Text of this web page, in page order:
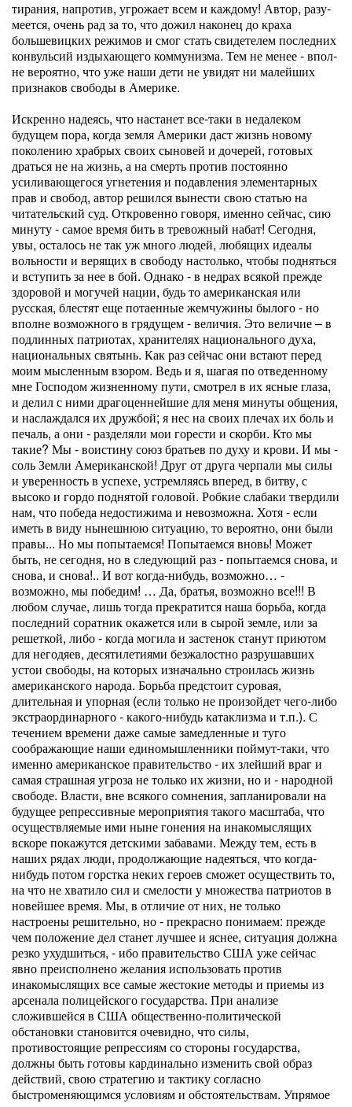
тирания, напротив, угрожает всем и каждому! Автор, разу­
меется, очень рад за то, что дожил наконец до краха
большевицких режимов и смог стать свидетелем последних
конвульсий издыхающего коммунизма. Тем не менее - впол­
не вероятно, что уже наши дети не увидят ни малейших
признаков свободы в Америке.
Искренно надеясь, что настанет все-таки в недалеком
будущем пора, когда земля Америки даст жизнь новому
поколению храбрых своих сыновей и дочерей, готовых
драться не на жизнь, а на смерть против постоянно
усиливающегося угнетения и подав­ления элементарных
прав и свобод, автор решился вынести свою статью на
читательский суд. Откровенно говоря, именно сейчас, сию
минуту - самое время бить в тревожный набат! Сегодня,
увы, осталось не так уж много людей, лю­бящих идеалы
вольности и верящих в свободу настолько, чтобы подняться
и вступить за нее в бой. Однако - в недрах всякой прежде
здоровой и могучей на­ции, будь то американская или
русская, блестят еще потаенные жемчужины было­го - но
вполне возможного в грядущем - величия. Это величие – в
подлинных патриотах, хранителях национального духа,
национальных святынь. Как раз сейчас они встают перед
моим мысленным взором. Ведь и я, шагая по отведенному
мне Господом жизненному пути, смотрел в их ясные глаза,
и делил с ними драгоценнейшие для меня минуты общения,
и наслаждался их дружбой; я нес на своих пле­чах их боль и
печаль, а они - разделяли мои горести и скорби. Кто мы
такие? Мы - воистину союз братьев по духу и крови. И мы -
соль Земли Амери­канской! Друг от друга черпали мы силы
и уверенность в успехе, устремляясь вперед, в битву, с
высоко и гордо поднятой головой. Робкие слабаки твердили
нам, что победа недостижима и невозможна. Хотя - если
иметь в виду нынешнюю ситуацию, то вероятно, они были
правы... Но мы попытаемся! Попытаемся вновь! Может
быть, не сегодня, но в следующий раз - попытаемся снова, и
сно­ва, и снова!.. И вот когда-нибудь, возможно… -
возможно, мы победим! … Да, братья, возможно все!!! В
любом случае, лишь тогда прекратится наша борьба, когда
последний соратник окажется или в сырой земле, или за
решеткой, либо - когда могила и застенок станут приютом
для негодяев, десятилетиями безжалостно разрушав­ших
устои свободы, на которых изначально строилась жизнь
американского наро­да. Борьба предстоит суровая,
длительная и упорная (если только не произойдет чего-либо
экстраординарного - какого-нибудь катаклизма и т.п.). С
течением времени да­же самые замедленные и туго
соображающие наши единомышленники поймут-таки, что
именно американское правительство - их злейший враг и
самая страшная угроза не только их жизни, но и - народной
свободе. Власти, вне всякого сом­нения, запланировали на
будущее репрессивные мероприятия такого масштаба, что
осуществляемые ими ныне гонения на инакомыслящих
вскоре покажутся детскими забавами. Между тем, есть в
наших рядах люди, продолжающие надеяться, что когда-
нибудь потом горстка неких героев сможет осуществить то,
на что не хватило сил и смелости у множества патриотов в
новейшее время. Мы, в отличие от них, не только
настроены решительно, но - прекрасно понимаем: прежде
чем положение дел станет лучшее и яснее, ситуация должна
резко ухудшиться, - ибо правительство США уже сейчас
явно преисполнено желания использо­вать против
инакомыслящих все самые жестокие методы и приемы из
арсенала полицейского государства. При анализе
сложившейся в США общественно-политической
обстановки становится очевидно, что силы,
противостоящие репрессиям со стороны государства,
должны быть готовы кардинально изменить свой образ
действий, свою стратегию и тактику согласно
быстроменяющимся условиям и обстоятельствам. Упрямое